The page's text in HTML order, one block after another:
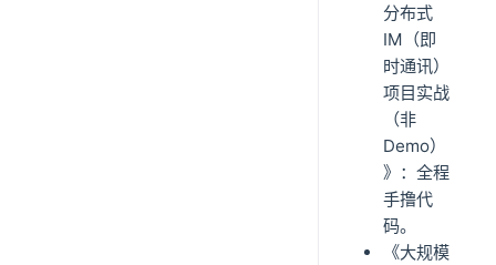
分布式
IM（即
时通讯）
项目实战
（非
Demo）
》：全程
手撸代
码。
《大规模